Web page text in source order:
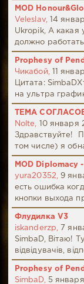
MOD
Veleslav,
14
Ukropik, А какая
должно
Prophesy of
Чикабой,
11
Цитата:
на ультра
ТЕМА
Nolte,
10 января
Здравствуйте!
том числе) я
MOD Diplomacy
yura20352,
9
есть ошибка
кнопки выхода
Флудилка V3
iskanderzp,
7
SimbaD, Вітаю!
відвідувачів,
Prophesy of
SimbaD,
5